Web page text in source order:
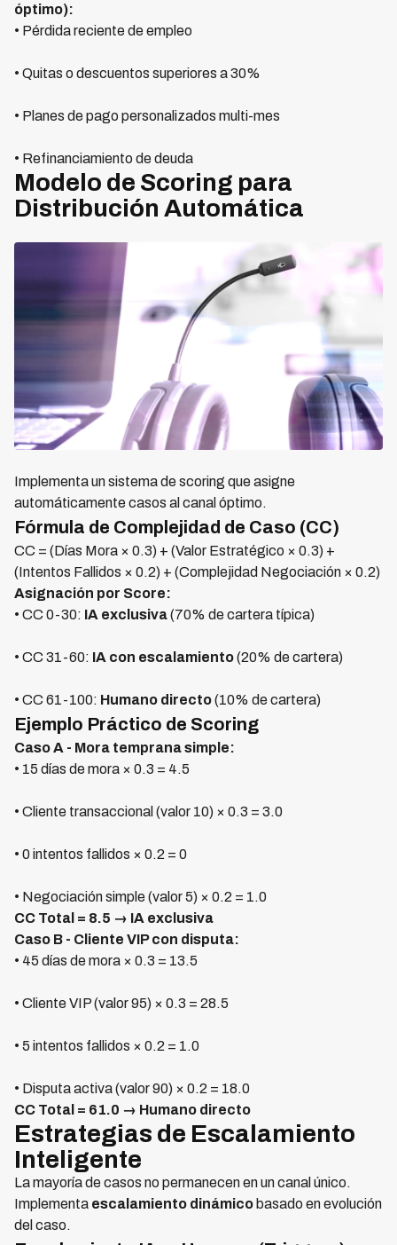
óptimo):
• Pérdida reciente de empleo
• Quitas o descuentos superiores a 30%
• Planes de pago personalizados multi-mes
• Refinanciamiento de deuda
Modelo de Scoring para
Distribución Automática
Implementa un sistema de scoring que asigne
automáticamente casos al canal óptimo.
Fórmula de Complejidad de Caso (CC)
CC = (Días Mora × 0.3) + (Valor Estratégico × 0.3) +
(Intentos Fallidos × 0.2) + (Complejidad Negociación × 0.2)
Asignación por Score:
• CC 0-30: IA exclusiva(70% de cartera típica)
• CC 31-60: IA con escalamiento(20% de cartera)
• CC 61-100: Humano directo(10% de cartera)
Ejemplo Práctico de Scoring
Caso A - Mora temprana simple:
• 15 días de mora × 0.3 = 4.5
• Cliente transaccional (valor 10) × 0.3 = 3.0
• 0 intentos fallidos × 0.2 = 0
• Negociación simple (valor 5) × 0.2 = 1.0
CC Total = 8.5 → IA exclusiva
Caso B - Cliente VIP con disputa:
• 45 días de mora × 0.3 = 13.5
• Cliente VIP (valor 95) × 0.3 = 28.5
• 5 intentos fallidos × 0.2 = 1.0
• Disputa activa (valor 90) × 0.2 = 18.0
CC Total = 61.0 → Humano directo
Estrategias de Escalamiento
Inteligente
La mayoría de casos no permanecen en un canal único.
Implementa escalamiento dinámico basado en evolución
del caso.